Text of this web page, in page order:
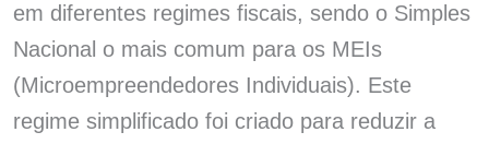
em diferentes regimes fiscais, sendo o Simples
Nacional o mais comum para os MEIs
(Microempreendedores Individuais). Este
regime simplificado foi criado para reduzir a